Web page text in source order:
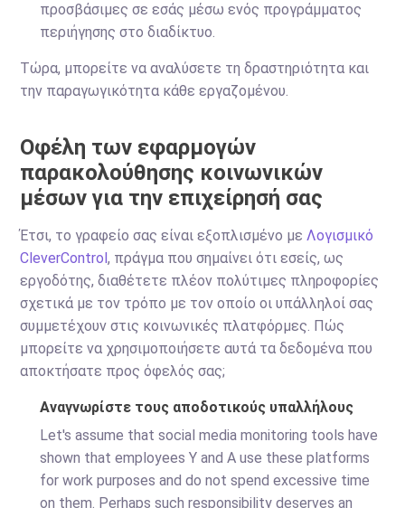
προσβάσιμες σε εσάς μέσω ενός προγράμματος
περιήγησης στο διαδίκτυο.
Τώρα, μπορείτε να αναλύσετε τη δραστηριότητα και
την παραγωγικότητα κάθε εργαζομένου.
Οφέλη των εφαρμογών
παρακολούθησης κοινωνικών
μέσων για την επιχείρησή σας
Έτσι, το γραφείο σας είναι εξοπλισμένο μεΛογισμικό
CleverControl, πράγμα που σημαίνει ότι εσείς, ως
εργοδότης, διαθέτετε πλέον πολύτιμες πληροφορίες
σχετικά με τον τρόπο με τον οποίο οι υπάλληλοί σας
συμμετέχουν στις κοινωνικές πλατφόρμες. Πώς
μπορείτε να χρησιμοποιήσετε αυτά τα δεδομένα που
αποκτήσατε προς όφελός σας;
Αναγνωρίστε τους αποδοτικούς υπαλλήλους
Let's assume that social media monitoring tools have
shown that employees Y and A use these platforms
for work purposes and do not spend excessive time
on them. Perhaps such responsibility deserves an